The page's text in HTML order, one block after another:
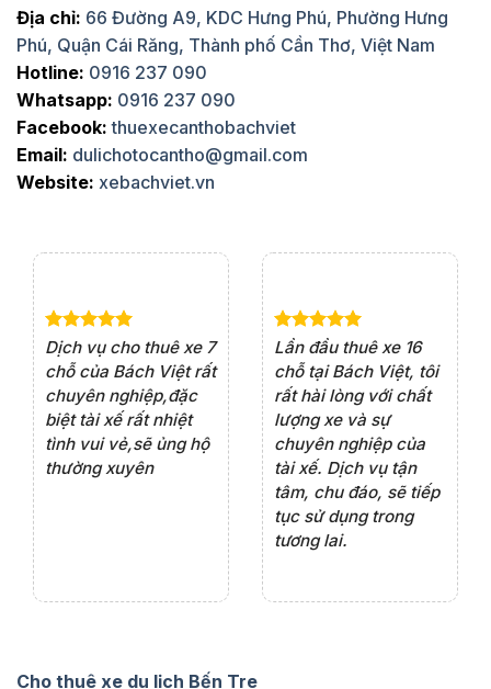
Địa chỉ: 66 Đường A9, KDC Hưng Phú, Phường Hưng
Phú, Quận Cái Răng, Thành phố Cần Thơ, Việt Nam
Hotline: 0916 237 090
Whatsapp: 0916 237 090
Facebook: thuexecanthobachviet
Email: dulichotocantho@gmail.com
Website: xebachviet.vn
Dịch vụ cho thuê xe 7
chỗ của Bách Việt rất
chuyên nghiệp,đặc
biệt tài xế rất nhiệt
tình vui vẻ,sẽ ủng hộ
thường xuyên
Lần đầu thuê xe 16
chỗ tại Bách Việt, tôi
rất hài lòng với chất
lượng xe và sự
chuyên nghiệp của
tài xế. Dịch vụ tận
tâm, chu đáo, sẽ tiếp
tục sử dụng trong
tương lai.
Cho thuê xe du lịch Bến Tre